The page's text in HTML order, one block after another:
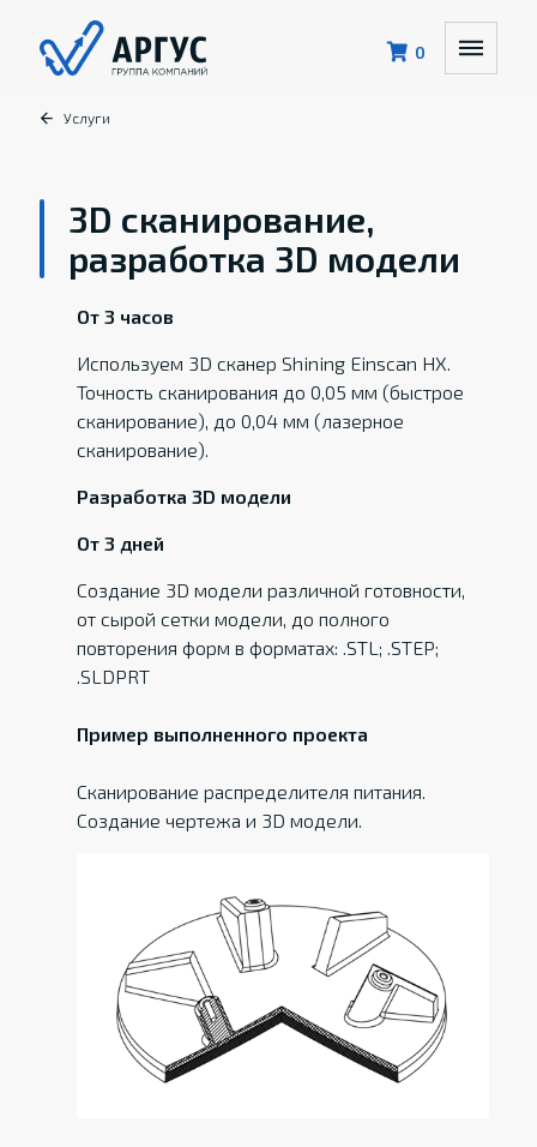
0
Услуги
3D сканирование,
разработка 3D модели
От 3 часов
Используем 3D сканер Shining Einscan HX.
Точность сканирования до 0,05 мм (быстрое
сканирование), до 0,04 мм (лазерное
сканирование).
Разработка 3D модели
От 3 дней
Создание 3D модели различной готовности,
от сырой сетки модели, до полного
повторения форм в форматах: .STL; .STEP;
.SLDPRT
Пример выполненного проекта
Сканирование распределителя питания.
Создание чертежа и 3D модели.